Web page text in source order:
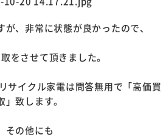
、非常に状態が良かったので、
をさせて頂きました。
サイクル家電は問答無用で「高価買
」致します。
その他にも